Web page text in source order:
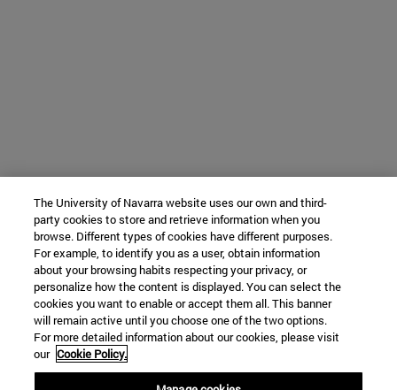
The University of Navarra website uses our own and third-
party cookies to store and retrieve information when you
browse. Different types of cookies have different purposes.
For example, to identify you as a user, obtain information
about your browsing habits respecting your privacy, or
personalize how the content is displayed. You can select the
cookies you want to enable or accept them all. This banner
will remain active until you choose one of the two options.
For more detailed information about our cookies, please visit
our Cookie Policy.